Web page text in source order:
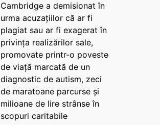
Cambridge a demisionat în
urma acuzațiilor că ar fi
plagiat sau ar fi exagerat în
privința realizărilor sale,
promovate printr-o poveste
de viață marcată de un
diagnostic de autism, zeci
de maratoane parcurse și
milioane de lire strânse în
scopuri caritabile